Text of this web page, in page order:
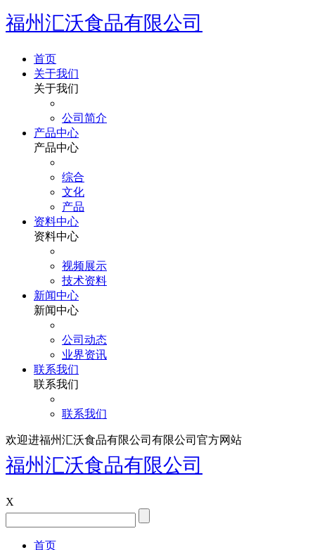
福州汇沃食品有限公司
首页
关于我们
关于我们
公司简介
产品中心
产品中心
综合
文化
产品
资料中心
资料中心
视频展示
技术资料
新闻中心
新闻中心
公司动态
业界资讯
联系我们
联系我们
联系我们
欢迎进福州汇沃食品有限公司有限公司官方网站
福州汇沃食品有限公司
X
首页